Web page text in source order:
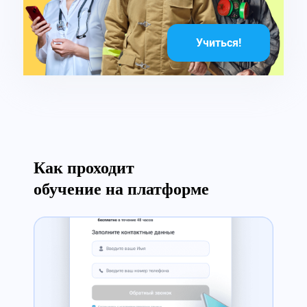
Учиться!
Как проходит
обучение на платформе